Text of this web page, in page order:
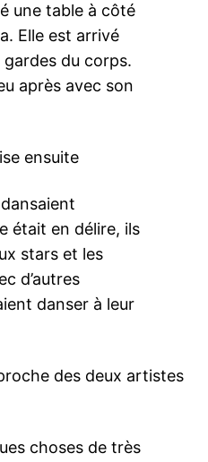
une table à côté
Elle est arrivé
du corps.
après avec son
ensuite
était en délire, ils
stars et les
d’autres
danser à leur
des deux artistes
choses de très